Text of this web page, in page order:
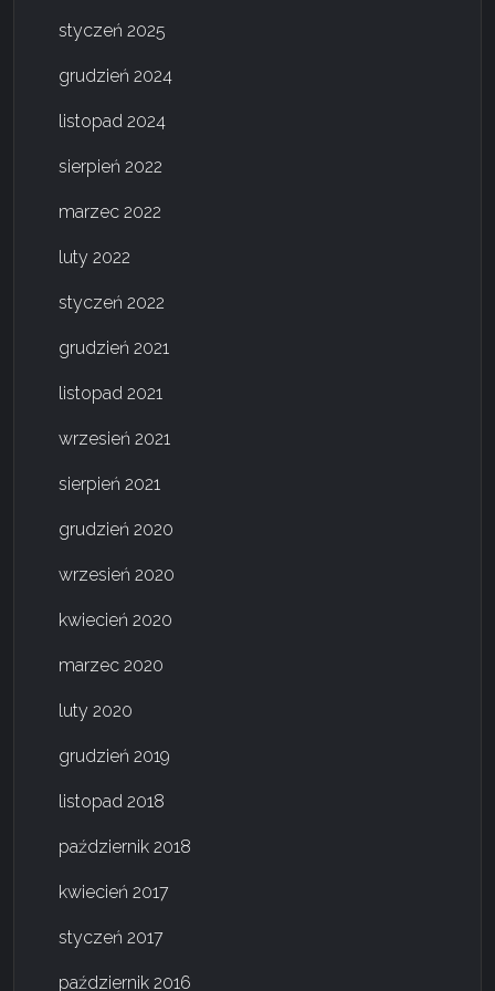
styczeń 2025
grudzień 2024
listopad 2024
sierpień 2022
marzec 2022
luty 2022
styczeń 2022
grudzień 2021
listopad 2021
wrzesień 2021
sierpień 2021
grudzień 2020
wrzesień 2020
kwiecień 2020
marzec 2020
luty 2020
grudzień 2019
listopad 2018
październik 2018
kwiecień 2017
styczeń 2017
październik 2016